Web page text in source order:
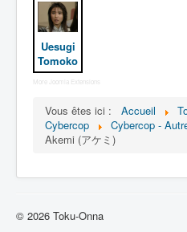
Personnages
Mechas
Objets
Épisodes
Chronologie
Uesugi
Tomoko
More Joomla Extensions
Vous êtes ici : Accueil
Cybercop
Cybercop -
Akemi (アケミ)
© 2026 Toku-Onna